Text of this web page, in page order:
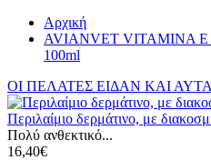
Αρχική
AVIANVET VITAMINA E +
100ml
ΟΙ ΠΕΛΑΤΕΣ ΕΙΔΑΝ ΚΑΙ ΑΥΤΑ
Περιλαίμιο δερμάτινο, με
Πολύ ανθεκτικό...
16,40€